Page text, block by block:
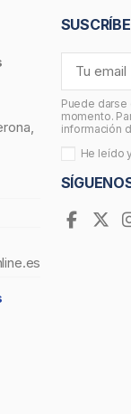
Puede darse
momento.
información
He leído